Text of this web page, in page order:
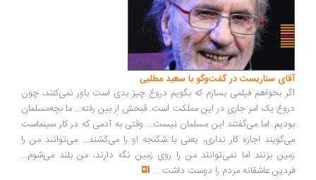
سناریست در گفت‌وگو با سعید مطلبی
بخواهم فیلمی بسازم که بگویم دروغ چیز بدی است باور نمی‌کنند، چون
یک امر جاری در این مملکت است. قبحش از بین رفته... ما بچه‌مسلمان
اما می‌گفتند این مسلمان نیست... وقتی به آدمی که در کار سینماست
اجازه کار نداری، یعنی با شکنجه او را می‌کشند... می‌توانند من را
بزنند اما نمی‌توانند من را روی زمین نگه دارند، من بلند می‌شوم...
عاشقانه مردم را دوست داشت ...